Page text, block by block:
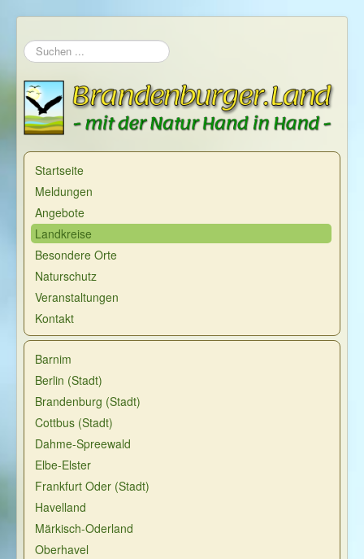
Suchen
...
Startseite
Meldungen
Angebote
Landkreise
Besondere Orte
Naturschutz
Veranstaltungen
Kontakt
Barnim
Berlin (Stadt)
Brandenburg (Stadt)
Cottbus (Stadt)
Dahme-Spreewald
Elbe-Elster
Frankfurt Oder (Stadt)
Havelland
Märkisch-Oderland
Oberhavel